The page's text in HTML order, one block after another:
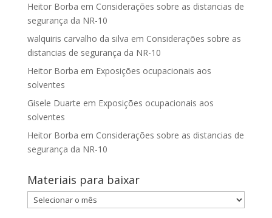
Heitor Borba em Considerações sobre as distancias de
segurança da NR-10
walquiris carvalho da silva em Considerações sobre as
distancias de segurança da NR-10
Heitor Borba em Exposições ocupacionais aos
solventes
Gisele Duarte em Exposições ocupacionais aos
solventes
Heitor Borba em Considerações sobre as distancias de
segurança da NR-10
Materiais para baixar
Materiais
para